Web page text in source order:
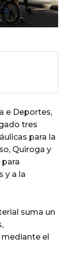
e Deportes,
tres
para la
Quiroga y
y a la
suma un
el